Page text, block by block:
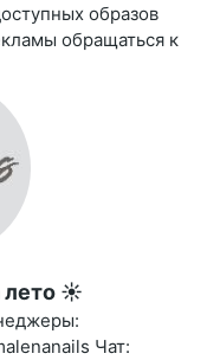
образов
обращаться к
лето ☀️
Чат: